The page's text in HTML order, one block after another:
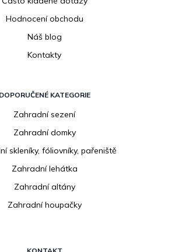
Hodnocení obchodu
Náš blog
Kontakty
DOPORUČENÉ KATEGORIE
Zahradní sezení
Zahradní domky
skleníky, fóliovníky, pařeniště
Zahradní lehátka
Zahradní altány
Zahradní houpačky